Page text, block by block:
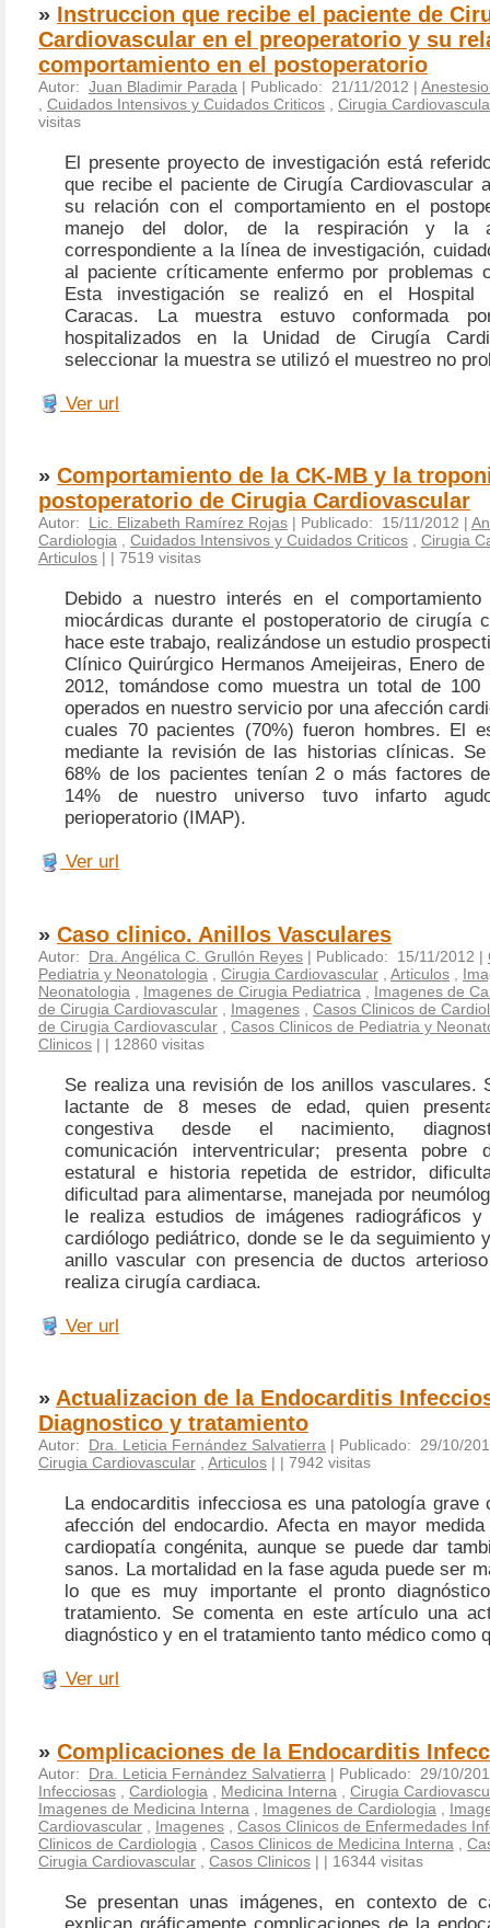
» Instruccion que recibe el paciente de
Cardiovascular en el preoperatorio y su
comportamiento en el postoperatorio
Autor: Juan Bladimir Parada | Publicado: 21/11/2012 |
Cuidados Intensivos y Cuidados Criticos
Cirugia
visitas
El presente proyecto de investigación está
que recibe el paciente de Cirugía Cardiovascular
su relación con el comportamiento en el
manejo del dolor, de la respiración y la
correspondiente a la línea de investigación,
al paciente críticamente enfermo por problemas
Esta investigación se realizó en el Hospital
Caracas. La muestra estuvo conformada
hospitalizados en la Unidad de Cirugía
seleccionar la muestra se utilizó el muestreo no
Ver url
» Comportamiento de la CK-MB y la
postoperatorio de Cirugia Cardiovascular
Autor: Lic. Elizabeth Ramírez Rojas | Publicado: 15/11/2012 |
Cardiologia , Cuidados Intensivos y Cuidados Criticos , Cirugia
Articulos | | 7519 visitas
Debido a nuestro interés en el
miocárdicas durante el postoperatorio de cirugía
hace este trabajo, realizándose un estudio
Clínico Quirúrgico Hermanos Ameijeiras, Enero
2012, tomándose como muestra un total de 100
operados en nuestro servicio por una afección
cuales 70 pacientes (70%) fueron hombres. El
mediante la revisión de las historias clínicas.
68% de los pacientes tenían 2 o más factores
14% de nuestro universo tuvo infarto
perioperatorio (IMAP).
Ver url
» Caso clinico. Anillos Vasculares
Autor: Dra. Angélica C. Grullón Reyes | Publicado: 15/11/2012 |
Pediatria y Neonatologia
Cirugia Cardiovascular Articulos
Neonatologia
Imagenes de Cirugia Pediatrica
Imagenes de
de Cirugia Cardiovascular
Imagenes
Casos Clinicos de
de Cirugia Cardiovascular
Casos Clinicos de Pediatria y
Clinicos | | 12860 visitas
Se realiza una revisión de los anillos vasculares.
lactante de 8 meses de edad, quien
congestiva desde el nacimiento,
comunicación interventricular; presenta pobre
estatural e historia repetida de estridor,
dificultad para alimentarse, manejada por
le realiza estudios de imágenes radiográficos
cardiólogo pediátrico, donde se le da seguimiento
anillo vascular con presencia de ductos
realiza cirugía cardiaca.
Ver url
» Actualizacion de la Endocarditis
Diagnostico y tratamiento
Autor: Dra. Leticia Fernández Salvatierra | Publicado: 29/10/
Cirugia Cardiovascular , Articulos | | 7942 visitas
La endocarditis infecciosa es una patología grave
afección del endocardio. Afecta en mayor
cardiopatía congénita, aunque se puede dar
sanos. La mortalidad en la fase aguda puede ser
lo que es muy importante el pronto
tratamiento. Se comenta en este artículo una
diagnóstico y en el tratamiento tanto médico como
Ver url
» Complicaciones de la Endocarditis
Autor: Dra. Leticia Fernández Salvatierra | Publicado: 29/10/
Infecciosas
Cardiologia Medicina Interna
Cirugia
Imagenes de Medicina Interna
Imagenes de Cardiologia
Cardiovascular
Imagenes
Casos Clinicos de Enfermedades
Clinicos de Cardiologia
Casos Clinicos de Medicina Interna
Cirugia Cardiovascular
Casos Clinicos | | 16344 visitas
Se presentan unas imágenes, en contexto de